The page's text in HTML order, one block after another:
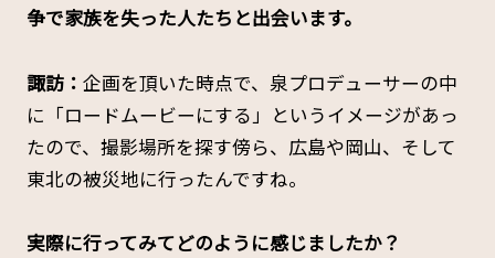
争で家族を失った人たちと出会います。
諏訪： 企画を頂いた時点で、泉プロデューサーの中
に「ロードムービーにする」というイメージがあっ
たので、撮影場所を探す傍ら、広島や岡山、そして
東北の被災地に行ったんですね。
――実際に行ってみてどのように感じましたか？